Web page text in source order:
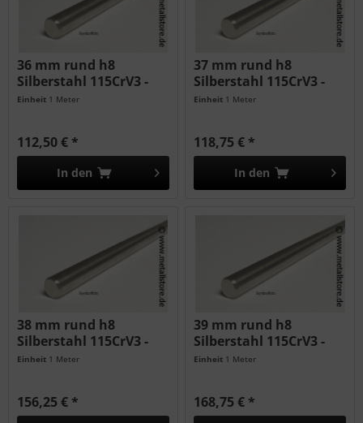
36 mm rund h8
Silberstahl 115CrV3 -
geschliffen...
Einheit 1 Meter
112,50 € *
In den
37 mm rund h8
Silberstahl 115CrV3 -
geschliffen...
Einheit 1 Meter
118,75 € *
In den
38 mm rund h8
Silberstahl 115CrV3 -
geschliffen...
Einheit 1 Meter
156,25 € *
39 mm rund h8
Silberstahl 115CrV3 -
geschliffen...
Einheit 1 Meter
168,75 € *